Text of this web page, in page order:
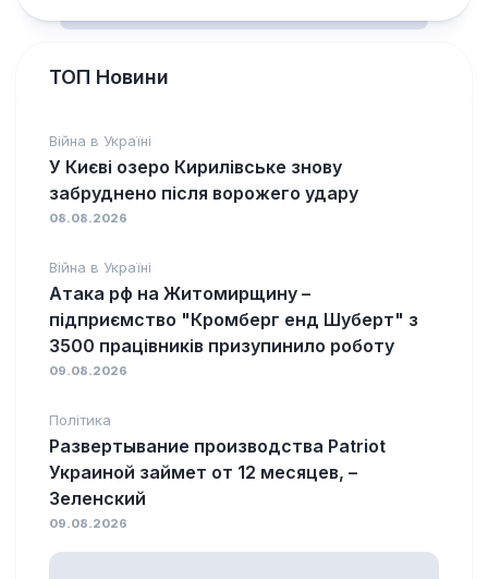
ТОП Новини
Війна в Україні
У Києві озеро Кирилівське знову
забруднено після ворожего удару
08.08.2026
Війна в Україні
Атака рф на Житомирщину –
підприємство "Кромберг енд Шуберт" з
3500 працівників призупинило роботу
09.08.2026
Політика
Развертывание производства Patriot
Украиной займет от 12 месяцев, –
Зеленский
09.08.2026